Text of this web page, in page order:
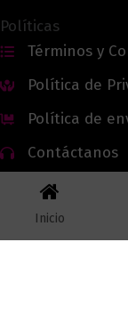
Políticas
Términos y
Política de
Política de
Contáctanos
Todos los
Inicio